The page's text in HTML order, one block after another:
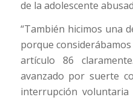
de la adolescente
“También hicimos una
porque
artículo 86
avanzado por suerte
interrupción